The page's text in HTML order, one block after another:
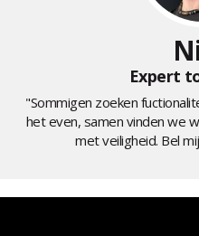
Expert
"Sommigen zoeken
het even, samen vinden we
met veiligheid. Bel